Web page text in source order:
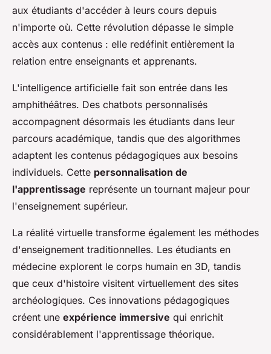
aux étudiants d'accéder à leurs cours depuis
n'importe où. Cette révolution dépasse le simple
accès aux contenus : elle redéfinit entièrement la
relation entre enseignants et apprenants.
L'intelligence artificielle fait son entrée dans les
amphithéâtres. Des chatbots personnalisés
accompagnent désormais les étudiants dans leur
parcours académique, tandis que des algorithmes
adaptent les contenus pédagogiques aux besoins
individuels. Cette personnalisation de
l'apprentissage représente un tournant majeur pour
l'enseignement supérieur.
La réalité virtuelle transforme également les méthodes
d'enseignement traditionnelles. Les étudiants en
médecine explorent le corps humain en 3D, tandis
que ceux d'histoire visitent virtuellement des sites
archéologiques. Ces innovations pédagogiques
créent une expérience immersive qui enrichit
considérablement l'apprentissage théorique.